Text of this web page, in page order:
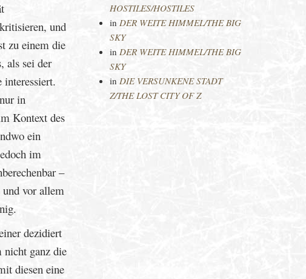
und
zu einem die
als sei der
in
Kontext des
ein
im
–
vor allem
dezidiert
ganz die
diesen eine
HOSTILES/HOSTILES
in DER WEITE HIMMEL/THE BIG
SKY
in DER WEITE HIMMEL/THE BIG
SKY
in DIE VERSUNKENE STADT
Z/THE LOST CITY OF Z